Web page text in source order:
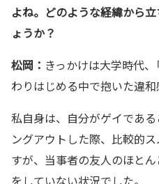
よね。どのような経緯から
ょうか？
松岡： きっかけは大学時代、
わりはじめる中で抱いた違和
私自身は、自分がゲイであ
ングアウトした際、比較的
すが、当事者の友人のほと